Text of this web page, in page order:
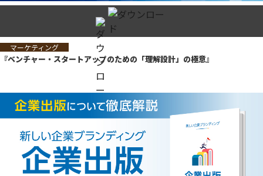
マーケティング
『ベンチャー・スタートアップのための「理解設計」の極意』